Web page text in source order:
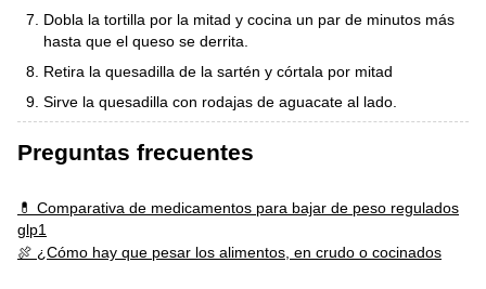
Dobla la tortilla por la mitad y cocina un par de minutos más
hasta que el queso se derrita.
Retira la quesadilla de la sartén y córtala por mitad
Sirve la quesadilla con rodajas de aguacate al lado.
Preguntas frecuentes
💊 Comparativa de medicamentos para bajar de peso regulados
glp1
🍖 ¿Cómo hay que pesar los alimentos, en crudo o cocinados